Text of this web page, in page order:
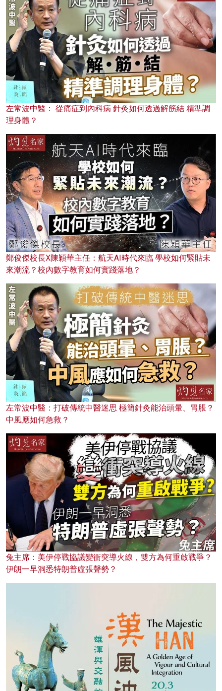
左常波中醫： 從痛症到內科病 針灸如何透過解筋結 精準調
理身體？
鄭俊傑校長X陳穎華主任：航天AI時代來臨 學校如何緊貼未
來潮流？校內數字教育如何實踐落地？
左常波中醫：打破傳統中醫迷思 極簡針灸能治頭暈、胃脹？
中風應如何急救？
兔主席：美伊停戰協議變衝突導火線，雙方為何重啟戰爭？
伊朗一早洞悉特朗普虛張聲勢？